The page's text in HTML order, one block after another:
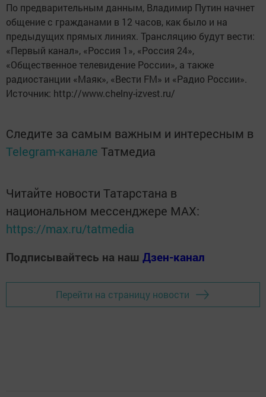
По предварительным данным, Владимир Путин начнет
общение с гражданами в 12 часов, как было и на
предыдущих прямых линиях. Трансляцию будут вести:
«Первый канал», «Россия 1», «Россия 24»,
«Общественное телевидение России», а также
радиостанции «Маяк», «Вести FM» и «Радио России».
Источник: http://www.chelny-izvest.ru/
Следите за самым важным и интересным в
Telegram-канале Татмедиа
Читайте новости Татарстана в
национальном мессенджере MАХ:
https://max.ru/tatmedia
Подписывайтесь на наш Дзен-канал
Перейти на страницу новости